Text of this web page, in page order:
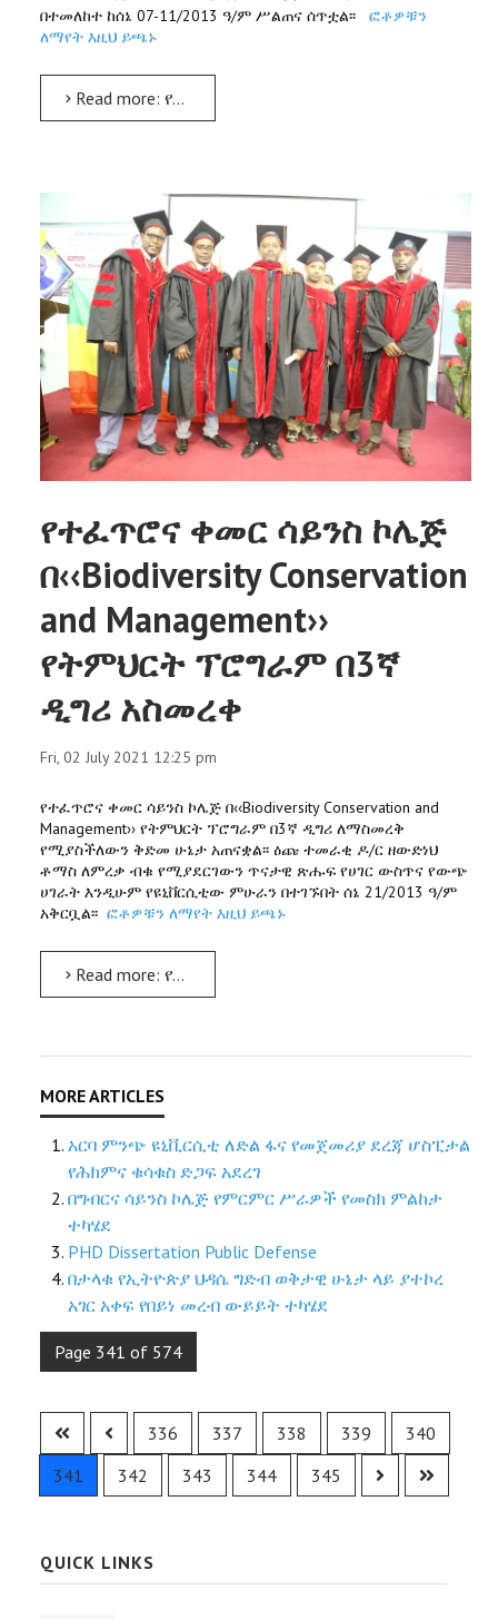
በተመለከተ ከሰኔ 07-11/2013 ዓ/ም ሥልጠና ሰጥቷል፡፡ ፎቶዎቹን
ለማየት እዚህ ይጫኑ
Read more: የሃይድሮሊክስና ውሃ ሀብት ምኅንድስና ፋከልቲ ከኦዳ ቡልቱም ዩኒቨርሲቲ ለመጡ መምህራን ሥልጠና ሰጠ
የተፈጥሮና ቀመር ሳይንስ ኮሌጅ
በ‹‹Biodiversity Conservation
and Management››
የትምህርት ፕሮግራም በ3ኛ
ዲግሪ አስመረቀ
Fri, 02 July 2021 12:25 pm
የተፈጥሮና ቀመር ሳይንስ ኮሌጅ በ‹‹Biodiversity Conservation and
Management›› የትምህርት ፕሮግራም በ3ኛ ዲግሪ ለማስመረቅ
የሚያስችለውን ቅድመ ሁኔታ አጠናቋል፡፡ ዕጩ ተመራቂ ዶ/ር ዘውድነህ
ቶማስ ለምረቃ ብቁ የሚያደርገውን ጥናታዊ ጽሑፍ የሀገር ውስጥና የውጭ
ሀገራት እንዲሁም የዩኒቨርሲቲው ምሁራን በተገኙበት ሰኔ 21/2013 ዓ/ም
አቅርቧል፡፡ ፎቶዎቹን ለማየት እዚህ ይጫኑ
Read more: የተፈጥሮና ቀመር ሳይንስ ኮሌጅ በ‹‹Biodiversity Conservation and Management›› የትምህርት ፕሮግራም በ3ኛ ዲግሪ አስመረቀ
አርባ ምንጭ ዩኒቪርሲቲ ለድል ፋና የመጀመሪያ ደረጃ ሆስፒታል
የሕክምና ቁሳቁስ ድጋፍ አደረገ
በግብርና ሳይንስ ኮሌጅ የምርምር ሥራዎች የመስክ ምልከታ
ተካሄደ
PHD Dissertation Public Defense
በታላቁ የኢትዮጵያ ህዳሴ ግድብ ወቅታዊ ሁኔታ ላይ ያተኮረ
አገር አቀፍ የበይነ መረብ ውይይት ተካሄደ
Page 341 of 574
336 337 338 339
340
341
342 343 344 345
QUICK LINKS